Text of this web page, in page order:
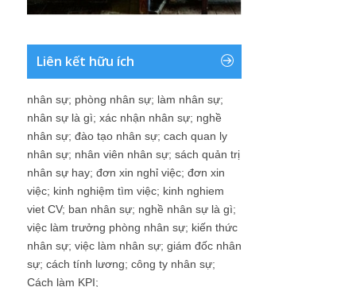
Liên kết hữu ích
nhân sự; phòng nhân sự; làm nhân sự;
nhân sự là gì; xác nhận nhân sự; nghề
nhân sự; đào tạo nhân sự; cach quan ly
nhân sự; nhân viên nhân sự; sách quản trị
nhân sự hay; đơn xin nghỉ việc; đơn xin
việc; kinh nghiệm tìm việc; kinh nghiem
viet CV; ban nhân sự; nghề nhân sự là gì;
việc làm trưởng phòng nhân sự; kiến thức
nhân sự; việc làm nhân sự; giám đốc nhân
sự; cách tính lương; công ty nhân sự;
Cách làm KPI;